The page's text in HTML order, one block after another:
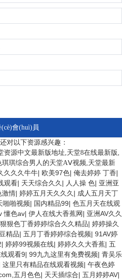
會(huì)員
对以下资源感兴趣：
源中文最新版地址,天堂8在线最新版,
琪综合男人的天堂AⅤ视频,天堂最新
久久久牛牛| 欧美97色| 俺去婷婷 丁香|
观看| 天天综合久久 | 人人操 色| 亚洲亚
激情| 婷婷五月天久久久 | 成人五月天丁
啪啪视频| 国内精品99| 色五月天在线观
懂色av| 伊人在线大香蕉网| 亚洲AV久久
狠色丁香婷婷综合久久精品| 婷婷操久
精品| 五月丁香婷婷综合视频| 91AV婷
| 婷婷99视频在线| 婷婷久久大香蕉| 五
观看9| 99九九这里有免费视频| 青吴乐
这里只有精品在线观看视频| 午夜色婷
五月色色| 天天插综合| 五月婷婷AV|